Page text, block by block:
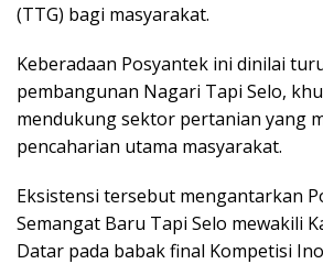
(TTG) bagi masyarakat.
Keberadaan Posyantek ini dinilai
pembangunan Nagari Tapi Selo,
mendukung sektor pertanian yang
pencaharian utama masyarakat.
Eksistensi tersebut mengantarkan
Semangat Baru Tapi Selo mewakili
Datar pada babak final Kompetisi